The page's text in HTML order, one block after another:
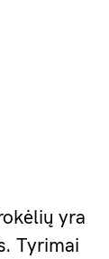
yra
Tyrimai